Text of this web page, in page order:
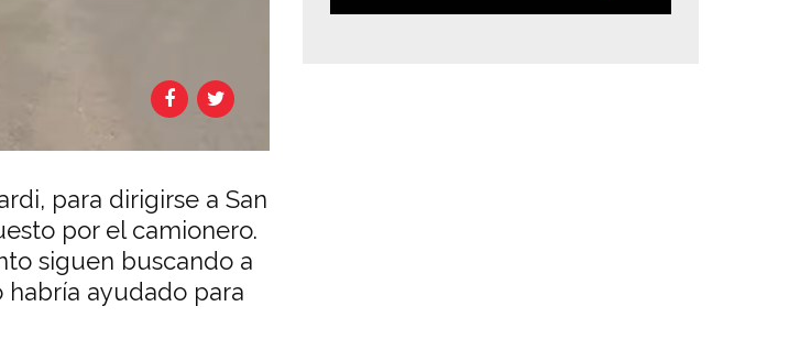
para dirigirse a San
por el camionero.
siguen buscando a
ayudado para